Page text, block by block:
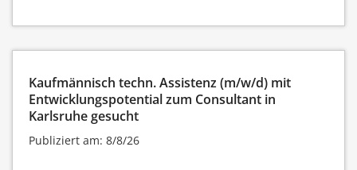
Kaufmännisch techn. Assistenz (m/w/d) mit
Entwicklungspotential zum Consultant in
Karlsruhe gesucht
Publiziert am: 8/8/26